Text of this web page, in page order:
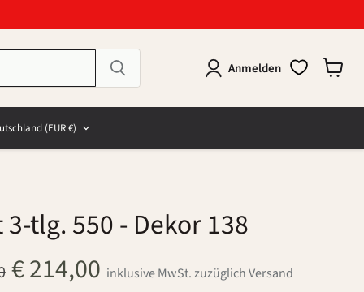
Anmelden
(EUR €)
3-tlg. 550- Dekor 138
Preis
Aktueller Preis
€ 214,00 inklusive MwSt. zuzüglich Versand